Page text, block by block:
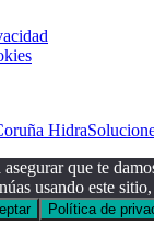
que te
usando este
Política de